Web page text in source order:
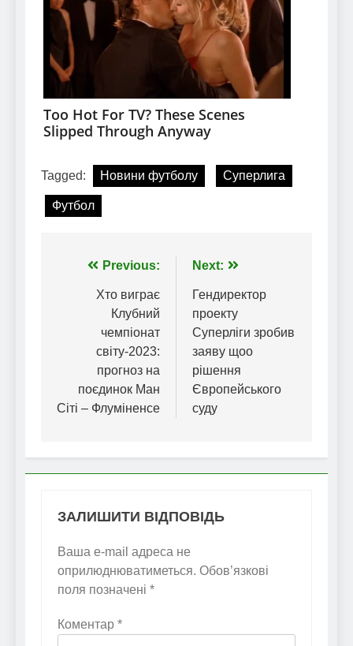
Tagged: Новини футболу Суперлига
Футбол
Навігація
записів
Previous:
Хто виграє
Клубний
чемпіонат
світу-2023:
прогноз на
поєдинок Ман
Сіті – Флуміненсе
Next:
Гендиректор
проекту
Суперліги зробив
заяву щоо
рішення
Європейського
суду
ЗАЛИШИТИ ВІДПОВІДЬ
Ваша e-mail адреса не
оприлюднюватиметься. Обов’язкові
поля позначені *
Коментар *